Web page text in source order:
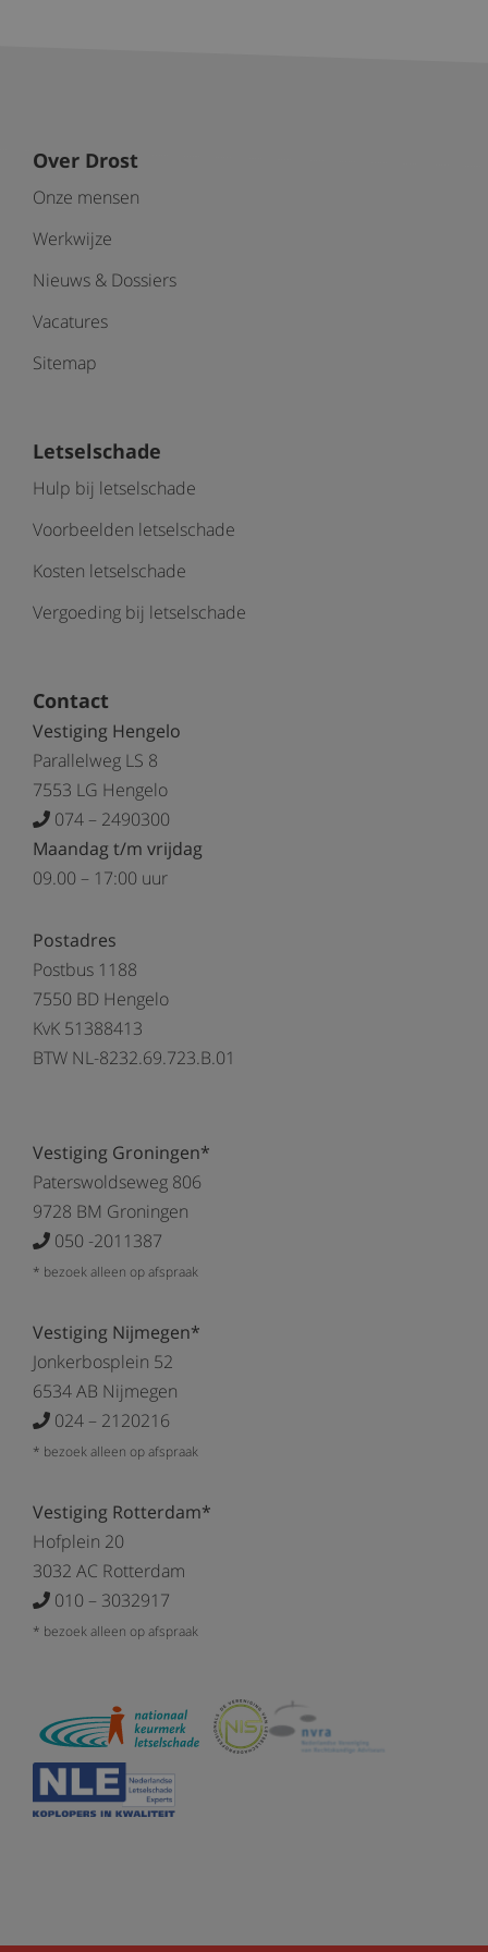
Over Drost
Onze mensen
Werkwijze
Nieuws & Dossiers
Vacatures
Sitemap
Letselschade
Hulp bij letselschade
Voorbeelden letselschade
Kosten letselschade
Vergoeding bij letselschade
Contact
Vestiging Hengelo
Parallelweg LS 8
7553 LG Hengelo
074 – 2490300
Maandag t/m vrijdag
09.00 – 17:00 uur
Postadres
Postbus 1188
7550 BD Hengelo
KvK 51388413
BTW NL-8232.69.723.B.01
Vestiging Groningen*
Paterswoldseweg 806
9728 BM Groningen
050 -2011387
* bezoek alleen op afspraak
Vestiging Nijmegen*
Jonkerbosplein 52
6534 AB Nijmegen
024 – 2120216
* bezoek alleen op afspraak
Vestiging Rotterdam*
Hofplein 20
3032 AC Rotterdam
010 – 3032917
* bezoek alleen op afspraak